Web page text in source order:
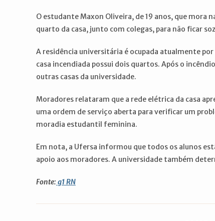
O estudante Maxon Oliveira, de 19 anos, que
quarto da casa, junto com colegas, para não ficar
A residência universitária é ocupada atualmente
casa incendiada possui dois quartos. Após o
outras casas da universidade.
Moradores relataram que a rede elétrica da casa
uma ordem de serviço aberta para verificar um
moradia estudantil feminina.
Em nota, a Ufersa informou que todos os alunos
apoio aos moradores. A universidade também
Fonte: g1 RN